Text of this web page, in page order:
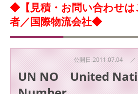
◆【見積・お問い合わせは
者／国際物流会社◆
公開日:2011.07.04 ／
UN NO United